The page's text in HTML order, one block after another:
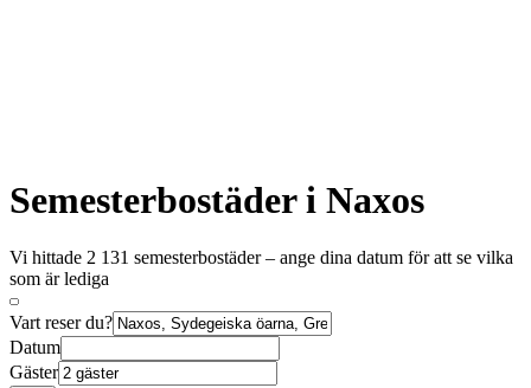
Semesterbostäder i Naxos
Vi hittade 2 131 semesterbostäder – ange dina datum för att se vilka
som är lediga
Vart reser du?
Datum
Gäster